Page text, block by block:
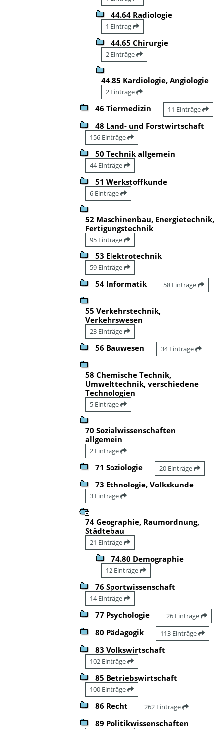
44.64 Radiologie
1 Eintrag
44.65 Chirurgie
2 Einträge
44.85 Kardiologie, Angiologie
2 Einträge
46 Tiermedizin 11 Einträge
48 Land- und Forstwirtschaft
156 Einträge
50 Technik allgemein
44 Einträge
51 Werkstoffkunde
6 Einträge
52 Maschinenbau, Energietechnik,
Fertigungstechnik
95 Einträge
53 Elektrotechnik
59 Einträge
54 Informatik 58 Einträge
55 Verkehrstechnik,
Verkehrswesen
23 Einträge
56 Bauwesen 34 Einträge
58 Chemische Technik,
Umwelttechnik, verschiedene
Technologien
5 Einträge
70 Sozialwissenschaften
allgemein
2 Einträge
71 Soziologie 20 Einträge
73 Ethnologie, Volkskunde
3 Einträge
74 Geographie, Raumordnung,
Städtebau
21 Einträge
74.80 Demographie
12 Einträge
76 Sportwissenschaft
14 Einträge
77 Psychologie 26 Einträge
80 Pädagogik 113 Einträge
83 Volkswirtschaft
102 Einträge
85 Betriebswirtschaft
100 Einträge
86 Recht 262 Einträge
89 Politikwissenschaften